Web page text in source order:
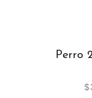
Perro
$